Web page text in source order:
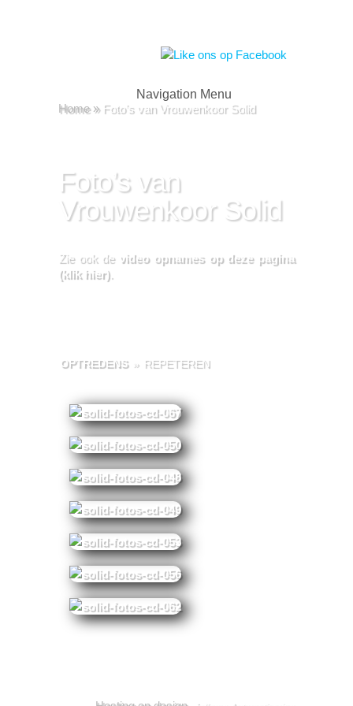
Navigation Menu
Home »Foto’s van Vrouwenkoor Solid
Foto’s van
Vrouwenkoor Solid
Zie ook de video opnames op deze pagina
(klik hier).
OPTREDENS » REPETEREN